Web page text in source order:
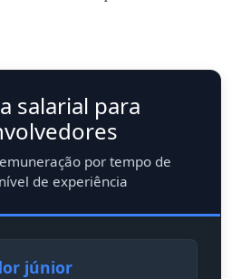
salarial para
por tempo de
de experiência
júnior